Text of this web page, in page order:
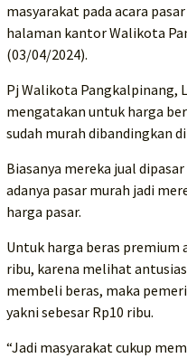
masyarakat pada acara
halaman kantor Walikota
(03/04/2024).
Pj Walikota Pangkalpinang,
mengatakan untuk harga
sudah murah dibandingkan di
Biasanya mereka jual
adanya pasar murah jadi
harga pasar.
Untuk harga beras premium
ribu, karena melihat
membeli beras, maka
yakni sebesar Rp10 ribu.
“Jadi masyarakat cukup